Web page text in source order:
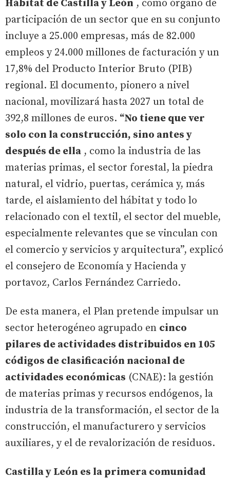
Hábitat de Castilla y León , como órgano de
participación de un sector que en su conjunto
incluye a 25.000 empresas, más de 82.000
empleos y 24.000 millones de facturación y un
17,8% del Producto Interior Bruto (PIB)
regional. El documento, pionero a nivel
nacional, movilizará hasta 2027 un total de
392,8 millones de euros. “No tiene que ver
solo con la construcción, sino antes y
después de ella , como la industria de las
materias primas, el sector forestal, la piedra
natural, el vidrio, puertas, cerámica y, más
tarde, el aislamiento del hábitat y todo lo
relacionado con el textil, el sector del mueble,
especialmente relevantes que se vinculan con
el comercio y servicios y arquitectura”, explicó
el consejero de Economía y Hacienda y
portavoz, Carlos Fernández Carriedo.
De esta manera, el Plan pretende impulsar un
sector heterogéneo agrupado en cinco
pilares de actividades distribuidos en 105
códigos de clasificación nacional de
actividades económicas (CNAE): la gestión
de materias primas y recursos endógenos, la
industria de la transformación, el sector de la
construcción, el manufacturero y servicios
auxiliares, y el de revalorización de residuos.
Castilla y León es la primera comunidad